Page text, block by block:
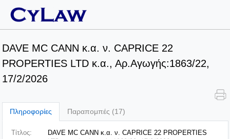
DAVE MC CANN κ.α. ν. CAPRICE 22
PROPERTIES LTD κ.α., Αρ.Αγωγής:1863/22,
17/2/2026
Πληροφορίες Παραπομπές (17)
Τίτλος:
DAVE MC CANN κ.α. ν. CAPRICE 22 PROPERTIES